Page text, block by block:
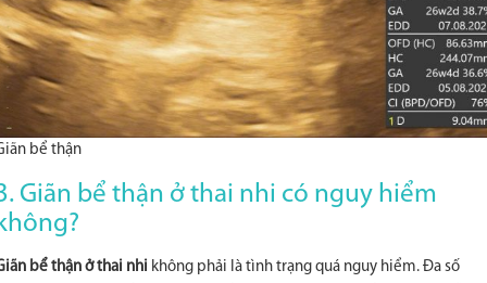
bể thận
Giãn bể thận ở thai nhi có nguy hiểm
bể thận ở thai nhi không phải là tình trạng quá nguy hiểm. Đa số